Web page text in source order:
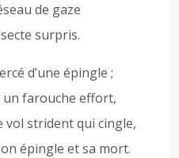
de gaze
surpris.
d’une épingle ;
un farouche effort,
vol strident qui cingle,
épingle et sa mort.